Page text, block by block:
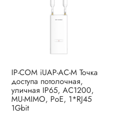
IP-COM iUAP-AC-M Точка
доступа потолочная,
уличная IP65, AC1200,
MU-MIMO, PoE, 1*RJ45
1Gbit